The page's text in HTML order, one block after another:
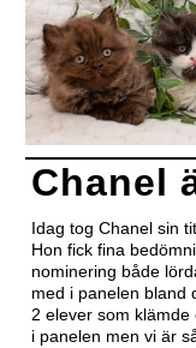
Chanel
Idag tog Chanel sin
Hon fick fina
nominering både
med i panelen bland
2 elever som
i panelen men vi är